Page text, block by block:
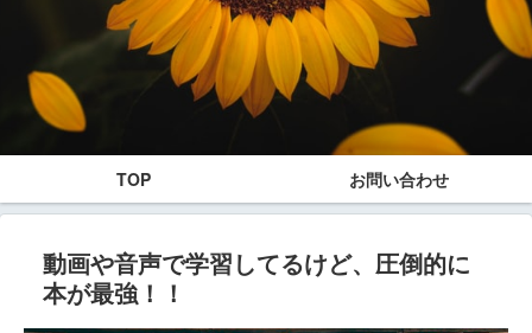
TOP お問い合わせ
動画や音声で学習してるけど、圧倒的に
本が最強！！